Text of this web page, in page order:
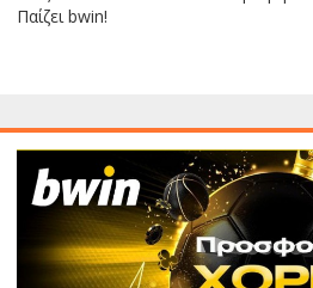
Παίζει bwin!